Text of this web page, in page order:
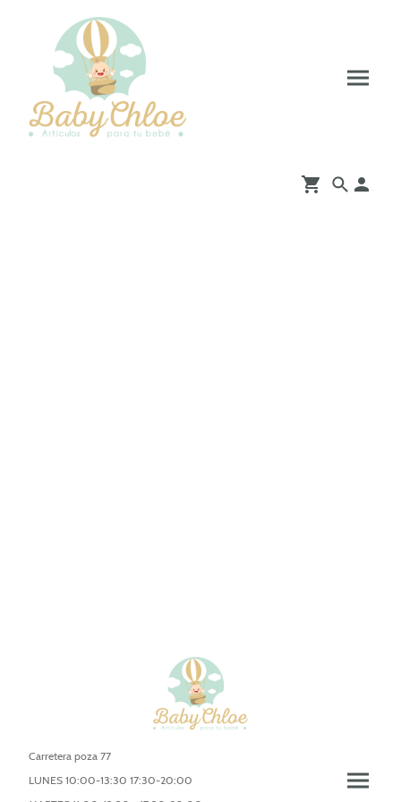
Carretera poza 77
LUNES 10:00-13:30 17:30-20:00